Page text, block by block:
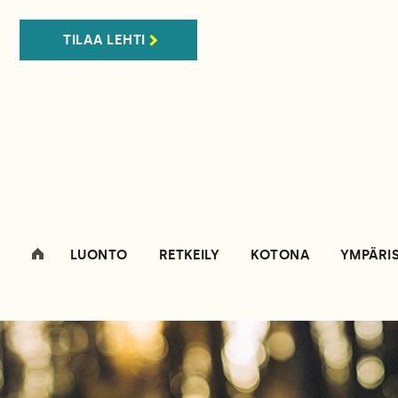
TILAA LEHTI
LUONTO RETKEILY KOTONA